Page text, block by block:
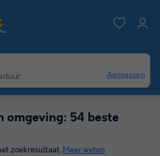
Aanpassen
omgeving: 54 beste
zoekresultaat. Meer weten